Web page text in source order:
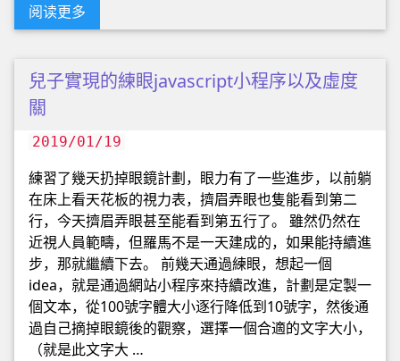
阅读更多
兒子實現的練眼javascript小程序以及虛度
關
2019/01/19
練習了幾天扔掉眼鏡計劃，眼力有了一些進步，以前躺
在床上看天花板的視力表，擠眉弄眼也隻能看到第二
行，今天擠眉弄眼甚至能看到第五行了。 雖然仍然在
近視人員範疇，但羅馬不是一天建成的，如果能持續進
步，那就繼續下去。 前幾天通過練眼，想起一個
idea，就是通過網站小程序來持續改進，計劃是定製一
個文本，從100號字體大小逐行降低到10號字，然後通
過自己摘掉眼鏡後的觀察，選擇一個合適的文字大小，
（就是此文字大 …